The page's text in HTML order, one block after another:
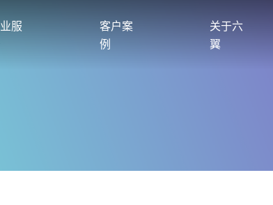
服
客户案
例
关于六
翼